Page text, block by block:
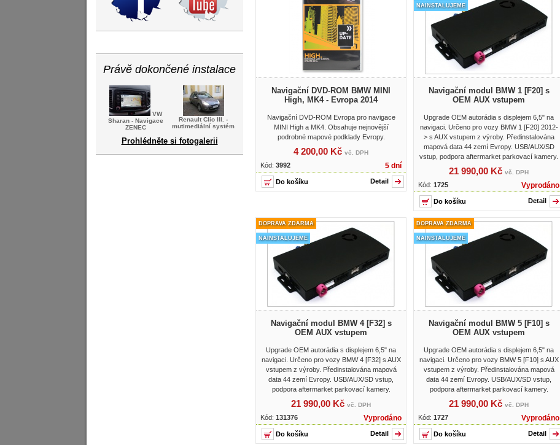
Právě dokončené instalace
VW
Sharan - Navigace
ZENEC
Renault Clio III. -
mutimediální systém
Prohlédněte si fotogalerii
Navigační DVD-ROM BMW MINI
High, MK4 - Evropa 2014
Navigační DVD-ROM Evropa pro navigace
MINI High a MK4. Obsahuje nejnovější
podrobné mapové podklady Evropy.
4 200,00 Kč vč. DPH
Kód: 3992 5 dní
Detail
NAINSTALUJEME
Navigační modul BMW 1 [F20] s
OEM AUX vstupem
Upgrade OEM autorádia s displejem 6,5" na
navigaci. Určeno pro vozy BMW 1 [F20] 2012-
> s AUX vstupem z výroby. Předinstalována
mapová data 44 zemí Evropy. USB/AUX/SD
vstup, podpora aftermarket parkovací kamery.
21 990,00 Kč vč. DPH
Kód: 1725 Vyprodáno
Detail
DOPRAVA ZDARMA
NAINSTALUJEME
Navigační modul BMW 4 [F32] s
OEM AUX vstupem
Upgrade OEM autorádia s displejem 6,5" na
navigaci. Určeno pro vozy BMW 4 [F32] s AUX
vstupem z výroby. Předinstalována mapová
data 44 zemí Evropy. USB/AUX/SD vstup,
podpora aftermarket parkovací kamery.
21 990,00 Kč vč. DPH
Kód: 131376 Vyprodáno
Detail
DOPRAVA ZDARMA
NAINSTALUJEME
Navigační modul BMW 5 [F10] s
OEM AUX vstupem
Upgrade OEM autorádia s displejem 6,5" na
navigaci. Určeno pro vozy BMW 5 [F10] s AUX
vstupem z výroby. Předinstalována mapová
data 44 zemí Evropy. USB/AUX/SD vstup,
podpora aftermarket parkovací kamery.
21 990,00 Kč vč. DPH
Kód: 1727 Vyprodáno
Detail